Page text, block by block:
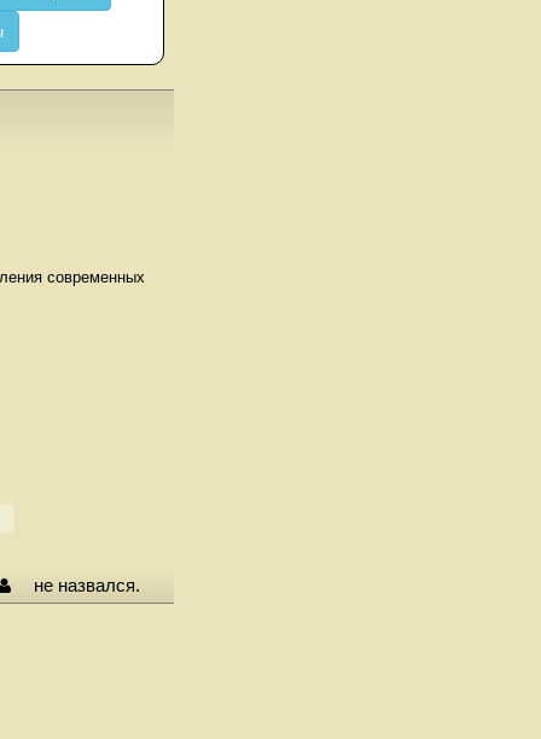
современных
не назвался.